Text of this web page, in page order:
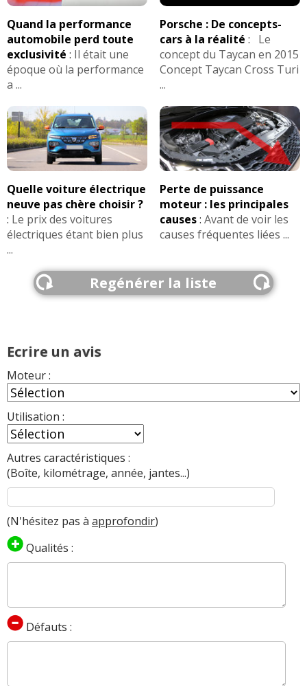
Quand la performance
automobile perd toute
exclusivité : Il était une
époque où la performance
a ...
Porsche : De concepts-
cars à la réalité :
Le
concept du Taycan en 2015
Concept Taycan Cross Turi
...
Quelle voiture électrique
neuve pas chère choisir ?
: Le prix des voitures
électriques étant bien plus
...
Perte de puissance
moteur : les principales
causes: Avant de voir les
causes fréquentes liées ...
Regénérer la liste
Ecrire un avis
Moteur :
Utilisation :
Autres caractéristiques :
(Boîte, kilométrage, année, jantes...)
(N'hésitez pas à approfondir)
Qualités :
Défauts :